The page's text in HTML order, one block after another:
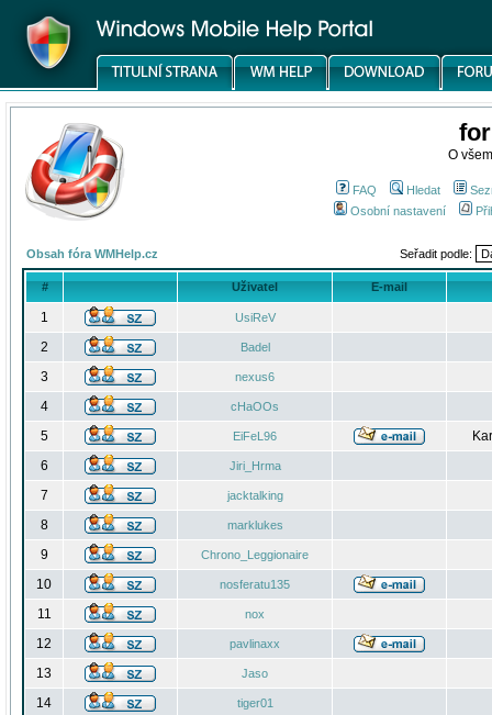
O
FAQ Hledat
Osobní nastavení
Obsah fóra WMHelp.cz Seřadit podle:
# Uživatel E-mail
1 UsiReV
2 Badel
3 nexus6
4 cHaOOs
5 EiFeL96
6
Jiri_Hrma
7 jacktalking
8 marklukes
9 Chrono_Leggionaire
10 nosferatu135
11 nox
12 pavlinaxx
13 Jaso
14 tiger01